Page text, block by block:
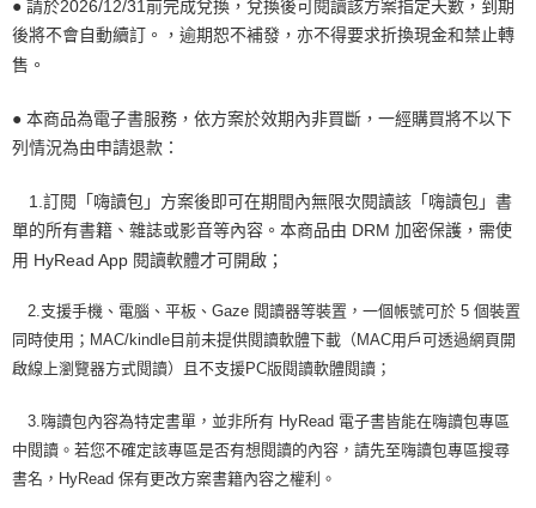
● 請於2026/12/31前完成兌換，兌換後可閱讀該方案指定天數，到期
後將不會自動續訂。，逾期恕不補發，亦不得要求折換現金和禁止轉
售。
● 本商品為電子書服務，依方案於效期內非買斷，一經購買將不以下
列情況為由申請退款：
1.訂閱「嗨讀包」方案後即可在期間內無限次閱讀該「嗨讀包」書
單的所有書籍、雜誌或影音等內容。本商品由 DRM 加密保護，需使
用 HyRead App 閱讀軟體才可開啟；
2.支援手機、電腦、平板、Gaze 閱讀器等裝置，一個帳號可於 5 個裝置
同時使用；MAC/kindle目前未提供閱讀軟體下載（MAC用戶可透過網頁開
啟線上瀏覽器方式閱讀）且不支援PC版閱讀軟體閱讀；
3.嗨讀包內容為特定書單，並非所有 HyRead 電子書皆能在嗨讀包專區
中閱讀。若您不確定該專區是否有想閱讀的內容，請先至嗨讀包專區搜尋
書名，HyRead 保有更改方案書籍內容之權利。